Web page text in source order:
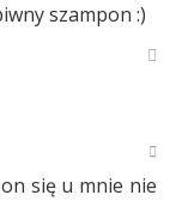
szampon :)
się u mnie nie